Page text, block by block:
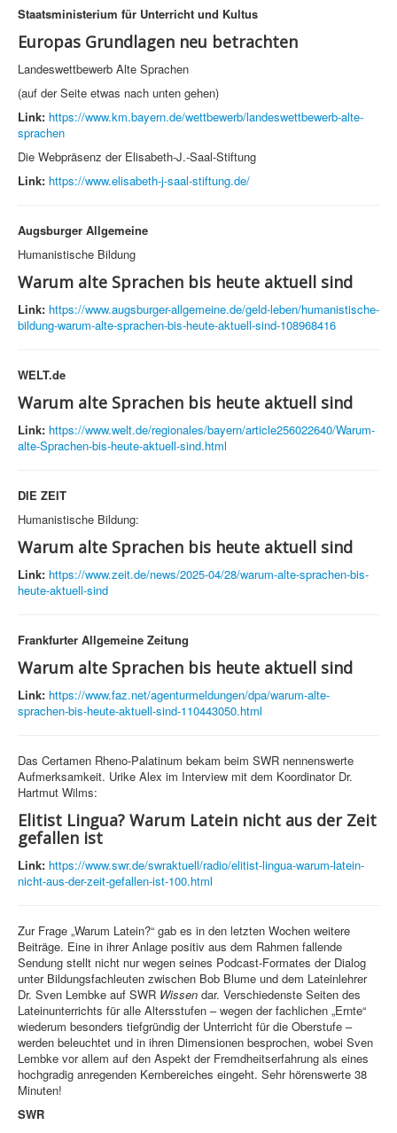
Staatsministerium für Unterricht und Kultus
Europas Grundlagen neu betrachten
Landeswettbewerb Alte Sprachen
(auf der Seite etwas nach unten gehen)
Link: https://www.km.bayern.de/wettbewerb/landeswettbewerb-alte-
sprachen
Die Webpräsenz der Elisabeth-J.-Saal-Stiftung
Link: https://www.elisabeth-j-saal-stiftung.de/
Augsburger Allgemeine
Humanistische Bildung
Warum alte Sprachen bis heute aktuell sind
Link: https://www.augsburger-allgemeine.de/geld-leben/humanistische-
bildung-warum-alte-sprachen-bis-heute-aktuell-sind-108968416
WELT.de
Warum alte Sprachen bis heute aktuell sind
Link: https://www.welt.de/regionales/bayern/article256022640/Warum-
alte-Sprachen-bis-heute-aktuell-sind.html
DIE ZEIT
Humanistische Bildung:
Warum alte Sprachen bis heute aktuell sind
Link: https://www.zeit.de/news/2025-04/28/warum-alte-sprachen-bis-
heute-aktuell-sind
Frankfurter Allgemeine Zeitung
Warum alte Sprachen bis heute aktuell sind
Link: https://www.faz.net/agenturmeldungen/dpa/warum-alte-
sprachen-bis-heute-aktuell-sind-110443050.html
Das Certamen Rheno-Palatinum bekam beim SWR nennenswerte
Aufmerksamkeit. Urike Alex im Interview mit dem Koordinator Dr.
Hartmut Wilms:
Elitist Lingua? Warum Latein nicht aus der Zeit
gefallen ist
Link: https://www.swr.de/swraktuell/radio/elitist-lingua-warum-latein-
nicht-aus-der-zeit-gefallen-ist-100.html
Zur Frage „Warum Latein?“ gab es in den letzten Wochen weitere
Beiträge. Eine in ihrer Anlage positiv aus dem Rahmen fallende
Sendung stellt nicht nur wegen seines Podcast-Formates der Dialog
unter Bildungsfachleuten zwischen Bob Blume und dem Lateinlehrer
Dr. Sven Lembke auf SWR Wissen dar. Verschiedenste Seiten des
Lateinunterrichts für alle Altersstufen – wegen der fachlichen „Ernte“
wiederum besonders tiefgründig der Unterricht für die Oberstufe –
werden beleuchtet und in ihren Dimensionen besprochen, wobei Sven
Lembke vor allem auf den Aspekt der Fremdheitserfahrung als eines
hochgradig anregenden Kernbereiches eingeht. Sehr hörenswerte 38
Minuten!
SWR